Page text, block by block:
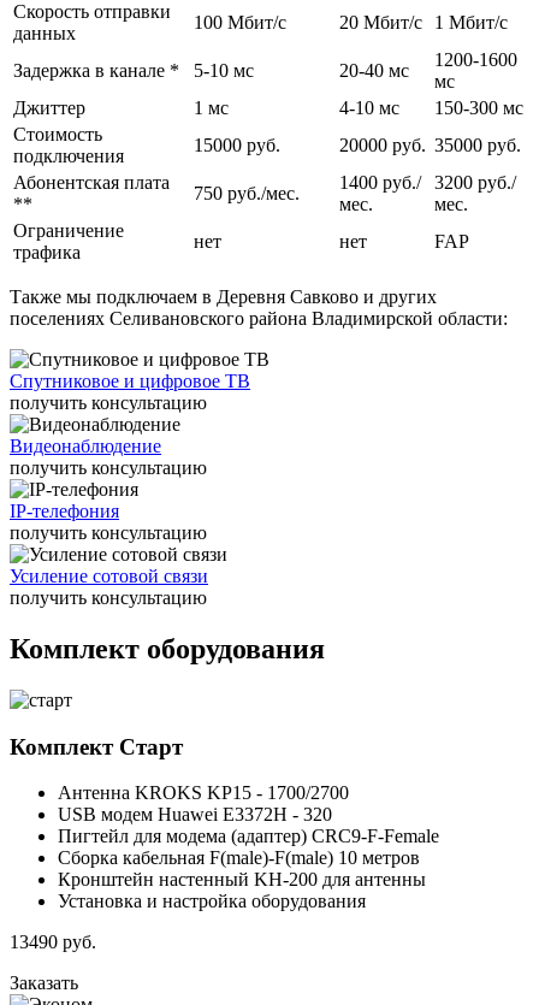
трафику и могут выходить в интернет с любого домашнего
устройства: планшета, смартфона, ноутбука, стационарного
компьютера.
Возможна установка цифрового и спутникового телевидения с
большим количеством цифровых каналов, организация удаленного
видеонаблюдения. Помимо этого live-telecom обеспечивает
круглосуточную поддержку абонентов и оперативно решает
информационные и технические проблемы.
Скорость отправки
данных
100 Мбит/c 20 Мбит/c 1 Мбит/c
Задержка в канале * 5-10 мс 20-40 мс
1200-1600
мс
Джиттер
1 мс 4-10 мс
150-300 мс
Стоимость
подключения
15000 руб. 20000 руб. 35000 руб.
Абонентская плата
**
750 руб./мес.
1400 руб./
мес.
3200 руб./
мес.
Ограничение
трафика
нет нет FAP
Также мы подключаем в Деревня Савково и других
поселениях Селивановского района Владимирской области:
Спутниковое и цифровое ТВ
получить консультацию
Видеонаблюдение
получить консультацию
IP-телефония
получить консультацию
Усиление сотовой связи
получить консультацию
Комплект оборудования
Комплект Старт
Антенна KROKS KP15 - 1700/2700
USB модем Huawei E3372H - 320
Пигтейл для модема (адаптер) CRC9-F-Female
Сборка кабельная F(male)-F(male) 10 метров
Кронштейн настенный KH-200 для антенны
Установка и настройка оборудования
13490 руб.
Заказать